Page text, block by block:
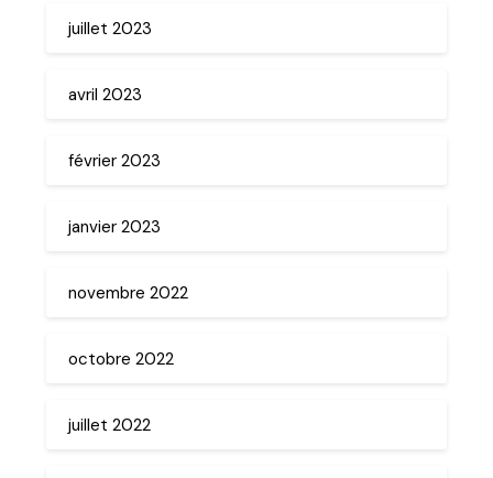
juillet 2023
avril 2023
février 2023
janvier 2023
novembre 2022
octobre 2022
juillet 2022